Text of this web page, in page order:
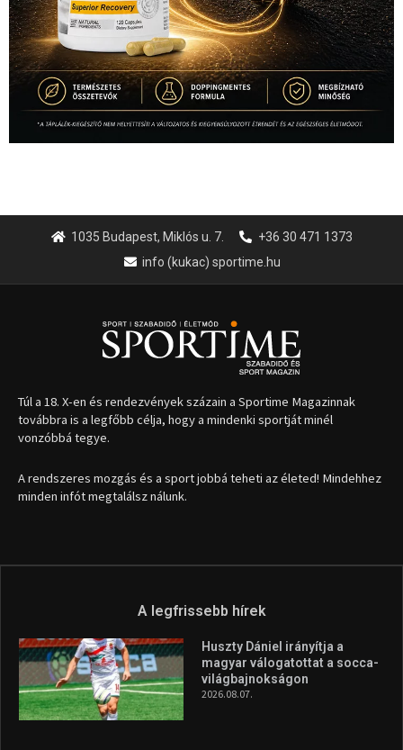
1035 Budapest, Miklós u. 7.
+36 30 471 1373
info (kukac) sportime.hu
Túl a 18. X-en és rendezvények százain a Sportime Magazinnak
továbbra is a legfőbb célja, hogy a mindenki sportját minél
vonzóbbá tegye.
A rendszeres mozgás és a sport jobbá teheti az életed! Mindehhez
minden infót megtalálsz nálunk.
A legfrissebb hírek
Huszty Dániel irányítja a
magyar válogatottat a socca-
világbajnokságon
2026.08.07.